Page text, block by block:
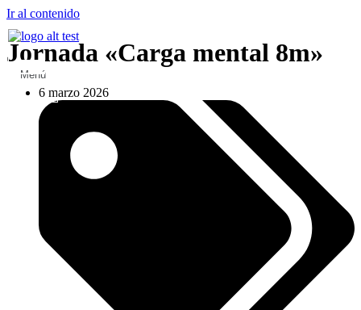
Ir al contenido
Menú
Jornada «Carga mental 8m»
6 marzo 2026